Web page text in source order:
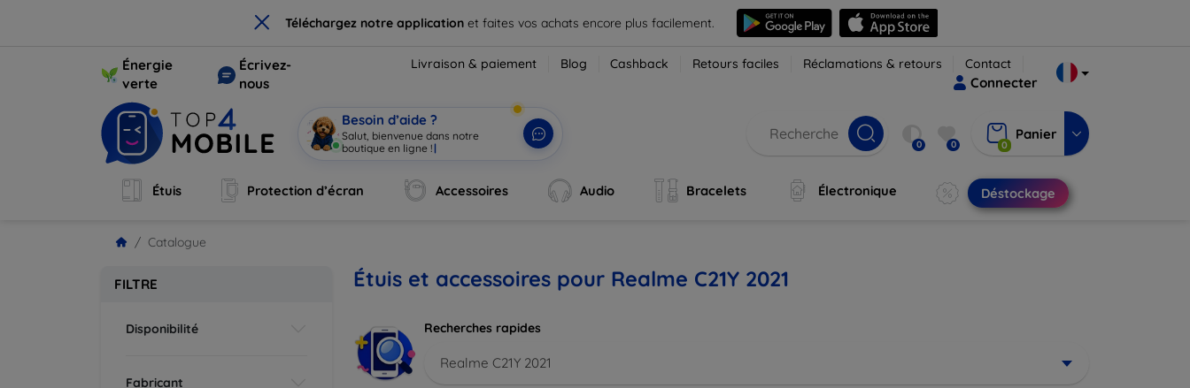
× Téléchargez notre application et faites vos achats encore plus facilement.
Énergie
verte
Écrivez-
nous
Livraison & paiement Blog Cashback Retours faciles Réclamations & retours Contact
Connecter
Besoin d’aide ?
Salut, bienvenue dans notre
boutique en ligne !| 0 0 0
Panier
Étuis Protection d’écran Accessoires Audio Bracelets Électronique Déstockage
Catalogue
FILTRE
Disponibilité
Fabricant
Étuis et accessoires pour Realme C21Y 2021
Recherches rapides
Realme C21Y 2021